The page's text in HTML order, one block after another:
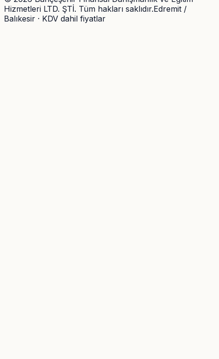
Hizmetleri LTD. ŞTİ. Tüm hakları saklıdır.Edremit /
Balıkesir · KDV dahil fiyatlar